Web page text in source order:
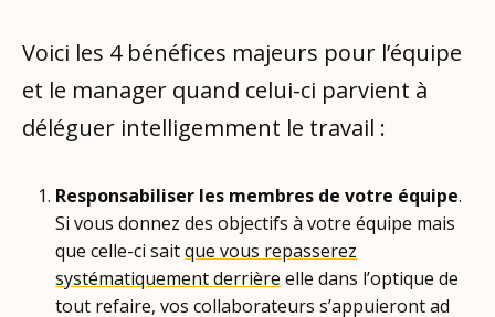
Voici les 4 bénéfices majeurs pour l’équipe
et le manager quand celui-ci parvient à
déléguer intelligemment le travail :
Responsabiliser les membres de votre équipe.
Si vous donnez des objectifs à votre équipe mais
que celle-ci saitque vous repasserez
systématiquement derrière elle dans l’optique de
tout refaire, vos collaborateurs s’appuieront ad